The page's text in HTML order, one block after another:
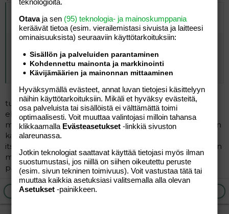
kirjoitti:
meil oli rakentaminen ja vauvan odotus yhtäaikaa.
muutto uuteen taloon ja vauva syntyivät yhtä aikaa
eli pakkeloin, maalasin, kannoin tavaraa jne. voinnin
mukaan vaan remonttiin mukaan!!
tuli mieleen että mulla oli silloin -04 laskettu aika
elokuun alussa, ni touko-kesäkuun vaihteessa muutin
meidät uuteen asuntoon, mies oli silloin merillä. toki sain
kantoapua, mut maalailin sisäpintoja ja pakkasin kaiken
itse, ja myös suurimman osan kokosin ja laatikot kannoin
melkein kaikki. huonekaluihin ja kaikista isoimpiin ja
painavimpiin laatikoihin sain apua.
Ilmoita asiaton viesti
Otavaja sen (95) teknologia- ja mainoskumppania
keräävät tietoa (esim. vierailemis­tasi sivuista ja laitteesi
ominaisuuk­sista) seuraaviin käyttötarkoituksiin:
Sisällön ja palveluiden parantaminen
Kohdennettu mainonta ja markkinointi
Kävijämäärien ja mainonnan mittaaminen
Hyväksymällä evästeet, annat luvan tietojesi käsittelyyn
näihin käyttötarkoituksiin. Mikäli et hyväksy evästeitä,
osa palveluista tai sisällöistä ei välttämättä toimi
optimaalisesti. Voit muuttaa valintojasi milloin tahansa
klikkaamalla Evästeasetukset -linkkiä sivuston
alareunassa.
Jotkin teknologiat saattavat käyttää tietojasi myös ilman
suostumustasi, jos niillä on siihen oikeutettu peruste
(esim. sivun tekninen toimivuus). Voit vastustaa tätä tai
muuttaa kaikkia asetuksiasi valitsemalla alla olevan
Asetukset -painikkeen.